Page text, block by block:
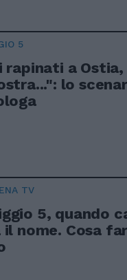
5
rapinati a
lo
TV
5, quando
il nome. Cosa